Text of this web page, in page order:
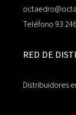
Teléfono 93
RED DE
Distribuidores